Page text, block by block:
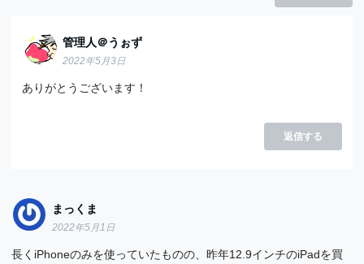
管理人＠うぉず
2022年5月3日
ありがとうございます！
返信する
まっくま
2022年5月1日
長くiPhoneのみを使っていたものの、昨年12.9インチのiPadを買